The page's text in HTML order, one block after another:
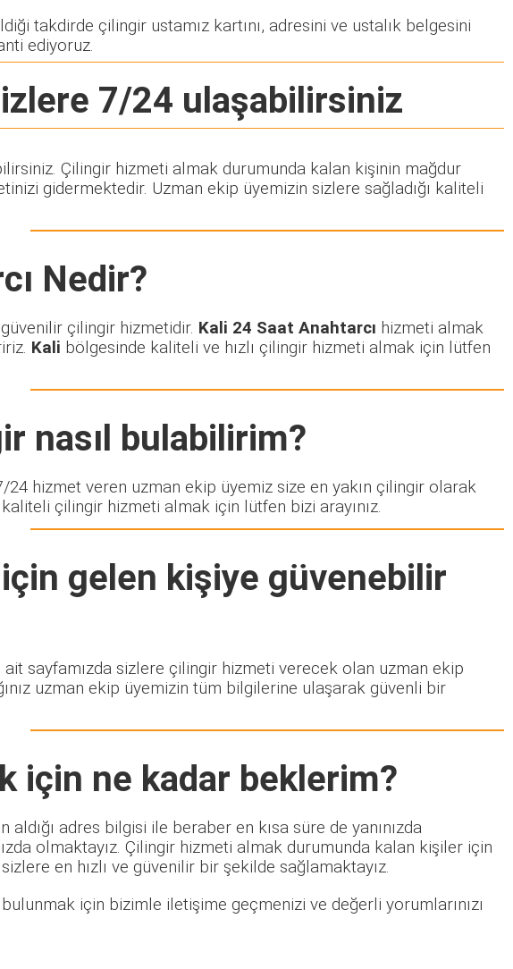
takdirde çilingir ustamız kartını, adresini ve ustalık belgesini
ediyoruz.
7/24 ulaşabilirsiniz
Çilingir hizmeti almak durumunda kalan kişinin mağdur
gidermektedir. Uzman ekip üyemizin sizlere sağladığı kaliteli
Nedir?
çilingir hizmetidir. Kali 24 Saat Anahtarcı hizmeti almak
Kali bölgesinde kaliteli ve hızlı çilingir hizmeti almak için lütfen
nasıl bulabilirim?
hizmet veren uzman ekip üyemiz size en yakın çilingir olarak
çilingir hizmeti almak için lütfen bizi arayınız.
gelen kişiye güvenebilir
sayfamızda sizlere çilingir hizmeti verecek olan uzman ekip
uzman ekip üyemizin tüm bilgilerine ulaşarak güvenli bir
için ne kadar beklerim?
adres bilgisi ile beraber en kısa süre de yanınızda
olmaktayız. Çilingir hizmeti almak durumunda kalan kişiler için
en hızlı ve güvenilir bir şekilde sağlamaktayız.
için bizimle iletişime geçmenizi ve değerli yorumlarınızı